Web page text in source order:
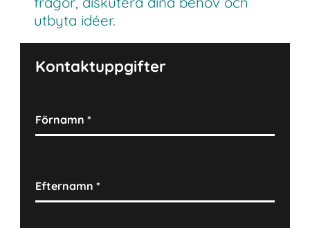
utbyta idéer.
Kontaktuppgifter
Förnamn*
Efternamn*